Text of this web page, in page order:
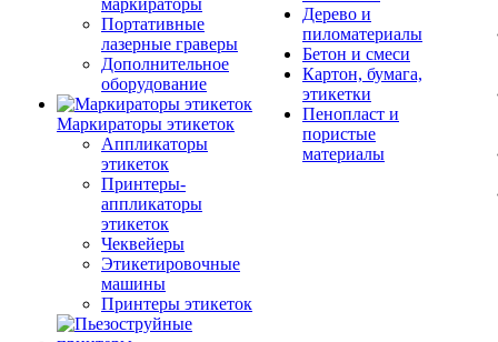
маркираторы
Портативные
лазерные граверы
Дополнительное
оборудование
Маркираторы этикеток
Аппликаторы
этикеток
Принтеры-
аппликаторы
этикеток
Чеквейеры
Этикетировочные
машины
Принтеры этикеток
Дерево и
пиломатериалы
Бетон и смеси
Картон, бумага,
этикетки
Пенопласт и
пористые
материалы